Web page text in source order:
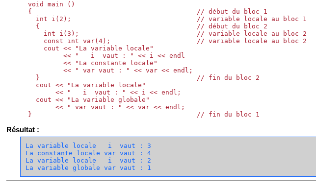
  void main ()
  {                                          // début du bloc 1
    int i(2);                                // variable locale au bloc 1
    {                                        // début du bloc 2
      int i(3);                              // variable locale au bloc 2
      const int var(4);                      // variable locale au bloc 2
      cout << "La variable locale"
           << "   i  vaut : " << i << endl
           << "La constante locale"
           << " var vaut : " << var << endl;
    }                                        // fin du bloc 2
    cout << "La variable locale"
         << "   i  vaut : " << i << endl;
    cout << "La variable globale"
         << " var vaut : " << var << endl;
Résultat :
La variable locale   i  vaut : 3
La constante locale var vaut : 4
La variable locale   i  vaut : 2